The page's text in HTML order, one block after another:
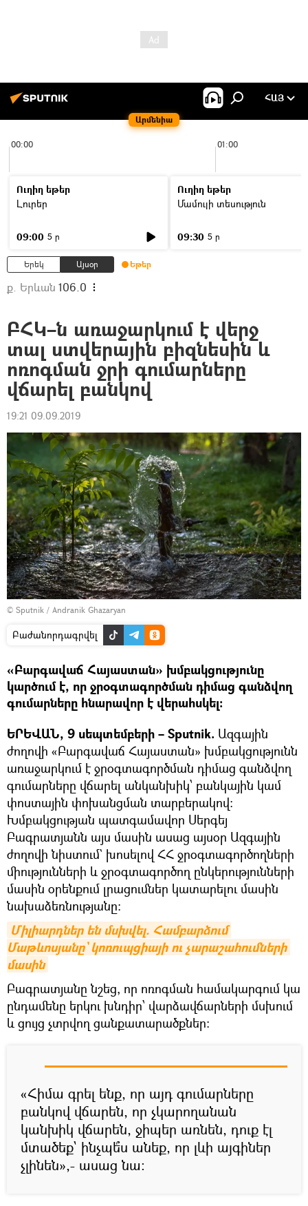
Արմենիա
ՀԱՅ
00:00 01:00
Ուղիղ եթեր
Լուրեր
09:00 5 ր
Ուղիղ եթեր
Մամուլի տեսություն
09:30 5 ր
Երեկ Այսօր Եթեր
ք. Երևան 106.0
ԲՀԿ–ն առաջարկում է վերջ
տալ ստվերային բիզնեսին և
ոռոգման ջրի գումարները
վճարել բանկով
19:21 09.09.2019
© Sputnik / Andranik Ghazaryan
Բաժանորդագրվել
«Բարգավաճ Հայաստան» խմբակցությունը
կարծում է, որ ջրօգտագործման դիմաց գանձվող
գումարները հնարավոր է վերահսկել։
ԵՐԵՎԱՆ, 9 սեպտեմբերի – Sputnik. Ազգային
ժողովի «Բարգավաճ Հայաստան» խմբակցությունն
առաջարկում է ջրօգտագործման դիմաց գանձվող
գումարները վճարել անկանխիկ՝ բանկային կամ
փոստային փոխանցման տարբերակով։
Խմբակցության պատգամավոր Սերգեյ
Բագրատյանն այս մասին ասաց այսօր Ազգային
ժողովի նիստում` խոսելով ՀՀ ջրօգտագործողների
միությունների և ջրօգտագործող ընկերությունների
մասին օրենքում լրացումներ կատարելու մասին
նախաձեռնությանը։
Միլիարդներ են մսխվել. Համբարձում
Մաթևոսյանը` կոռուպցիայի ու չարաշահումների
մասին
Բագրատյանը նշեց, որ ոռոգման համակարգում կա
ընդամենը երկու խնդիր՝ վարձավճարների մսխում
և ցույց չտրվող ցանքատարածքներ։
«Հիմա գրել ենք, որ այդ գումարները
բանկով վճարեն, որ չկարողանան
կանխիկ վճարեն, ջիպեր առնեն, դուք էլ
մտածեք` ինչպե՞ս անեք, որ լևի այգիներ
չլինեն»,- ասաց նա։